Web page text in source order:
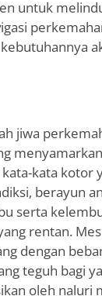
untuk
jiwa
kata kotor
berayun
serta
rentan.
dengan
teguh bagi
oleh naluri